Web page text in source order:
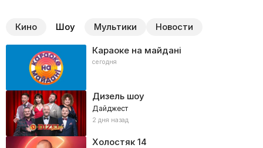
Кино Шоу Мультики Новости
Караоке на майдані
сегодня
Дизель шоу
Дайджест
2 дня назад
Холостяк14